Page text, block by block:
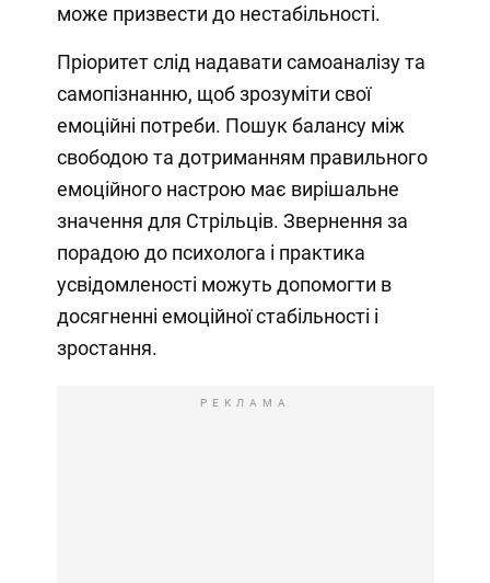
може призвести до нестабільності.
Пріоритет слід надавати самоаналізу та
самопізнанню, щоб зрозуміти свої
емоційні потреби. Пошук балансу між
свободою та дотриманням правильного
емоційного настрою має вирішальне
значення для Стрільців. Звернення за
порадою до психолога і практика
усвідомленості можуть допомогти в
досягненні емоційної стабільності і
зростання.
РЕКЛАМА